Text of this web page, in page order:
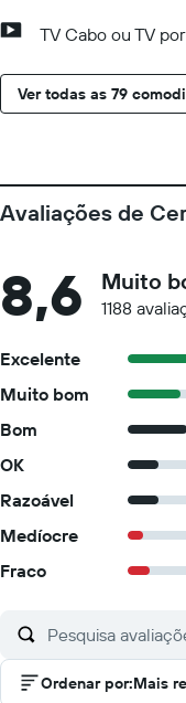
TV Cabo ou TV
Ver todas as 79
Avaliações de
8,6 Muito
1188
Excelente
Muito bom
Bom
OK
Razoável
Medíocre
Fraco
Ordenar por:Mais